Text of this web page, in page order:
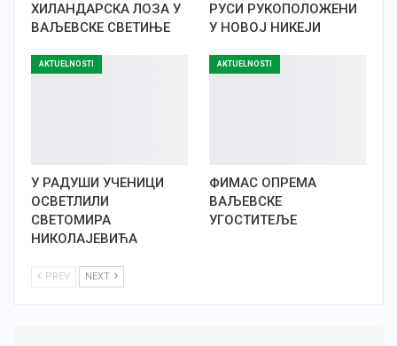
ХИЛАНДАРСКА ЛОЗА У
ВАЉЕВСКЕ СВЕТИЊЕ
РУСИ РУКОПОЛОЖЕНИ
У НОВОЈ НИКЕЈИ
AKTUELNOSTI
У РАДУШИ УЧЕНИЦИ
ОСВЕТЛИЛИ
СВЕТОМИРА
НИКОЛАЈЕВИЋА
AKTUELNOSTI
ФИМАС ОПРЕМА
ВАЉЕВСКЕ
УГОСТИТЕЉЕ
PREV NEXT